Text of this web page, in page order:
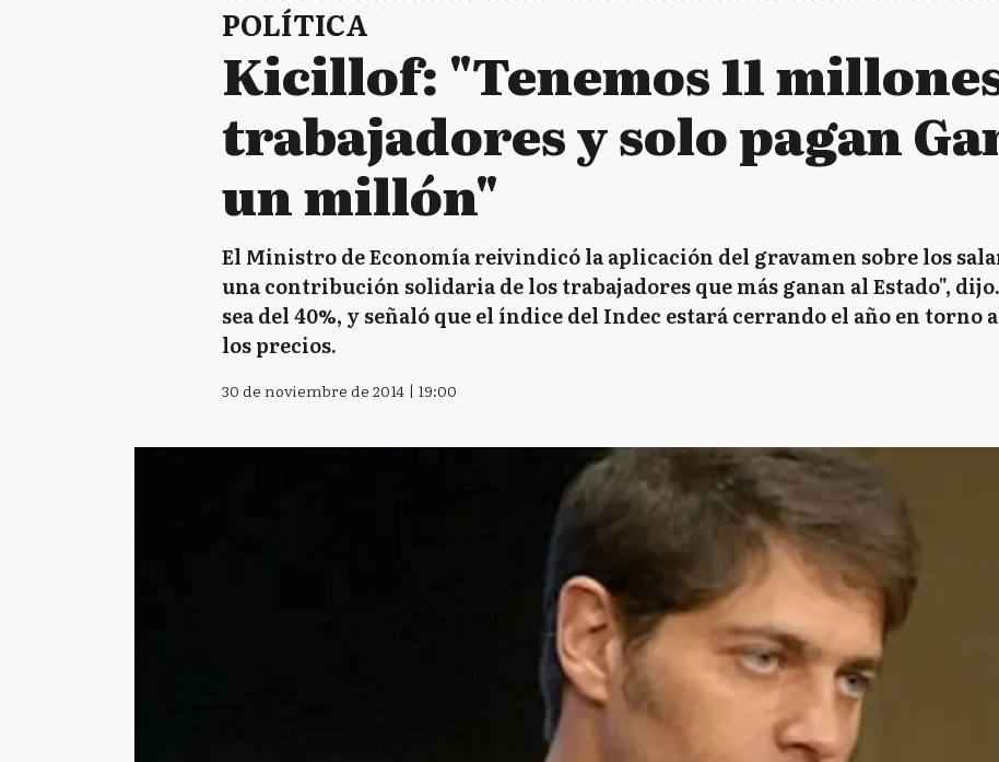
POLÍTICA
Kicillof: "Tenemos 11
trabajadores y solo pagan
un millón"
El Ministro de Economía reivindicó la aplicación del gravamen sobre los
una contribución solidaria de los trabajadores que más ganan al Estado",
sea del 40%, y señaló que el índice del Indec estará cerrando el año en torno
los precios.
30 de noviembre de 2014 | 19:00